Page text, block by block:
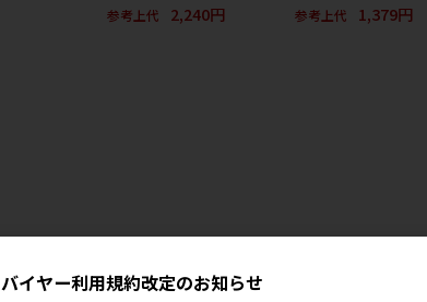
参考上代
2,240円
参考上代
1,379円
バイヤー利用規約改定のお知らせ